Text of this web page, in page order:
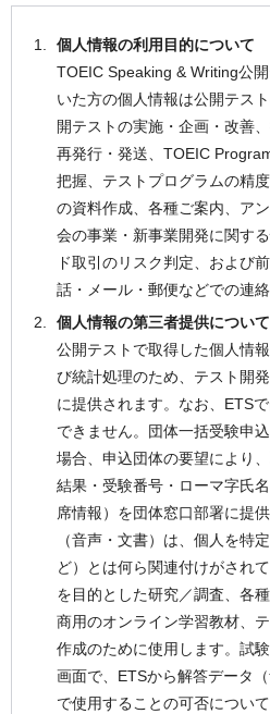
個人情報の利用目的について
TOEIC Speaking & Writing公
いた方の個人情報は公開テス
開テストの実施・企画・改善
再発行・発送、TOEIC
把握、テストプログラムの精
の資料作成、各種ご案内、ア
会の事業・新事業開発に関す
ド取引のリスク判定、および
話・メール・郵便などでの連
個人情報の第三者提供について
公開テストで取得した個人情
び統計処理のため、テスト開
に提供されます。なお、ETS
できません。団体一括受験申
場合、申込団体の要望により
結果・受験番号・ローマ字氏
席情報）を団体窓口部署に提
（音声・文書）は、個人を特
ど）とは何ら関連付けがされ
を目的とした研究／調査、各
商用のオンライン学習教材、
作成のために使用します。試
画面で、ETSから解答データ
で使用することの可否につい